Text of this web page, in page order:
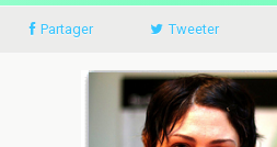
Partager Tweeter